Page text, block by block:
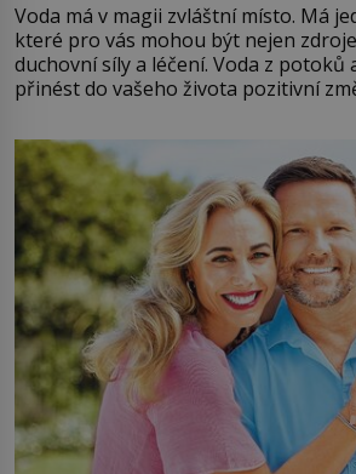
Voda má v magii zvláštní místo. Má
které pro vás mohou být nejen
duchovní síly a léčení. Voda z potoků
přinést do vašeho života pozitivní
můžete obohatit své rituály a přinést
větší harmonii a klid. Je důležité